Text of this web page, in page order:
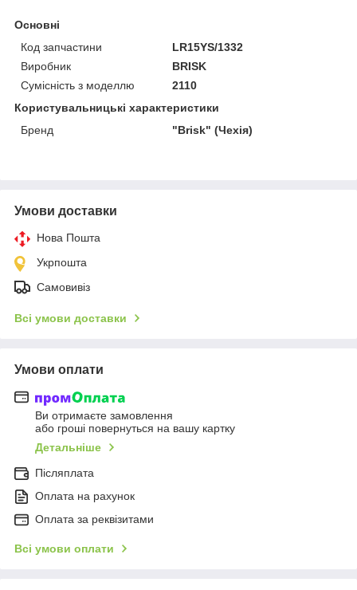
Основні
Код запчастини
LR15YS/1332
Виробник
BRISK
Сумісність з моделлю
2110
Користувальницькі характеристики
Бренд
"Brisk" (Чехія)
Умови доставки
Нова Пошта
Укрпошта
Самовивіз
Всі умови доставки
Умови оплати
Ви отримаєте замовлення
або гроші повернуться на вашу картку
Детальніше
Післяплата
Оплата на рахунок
Оплата за реквізитами
Всі умови оплати